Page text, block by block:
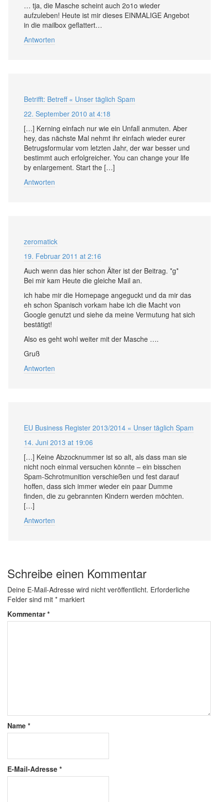
… tja, die Masche scheint auch 2o1o wieder
aufzuleben! Heute ist mir dieses EINMALIGE Angebot
in die mailbox geflattert…
Antworten
Betrifft: Betreff « Unser täglich Spam
22. September 2010 at 4:18
[…] Kerning einfach nur wie ein Unfall anmuten. Aber
hey, das nächste Mal nehmt ihr einfach wieder eurer
Betrugsformular vom letzten Jahr, der war besser und
bestimmt auch erfolgreicher. You can change your life
by enlargement. Start the […]
Antworten
zeromatick
19. Februar 2011 at 2:16
Auch wenn das hier schon Älter ist der Beitrag. *g*
Bei mir kam Heute die gleiche Mail an.
ich habe mir die Homepage angeguckt und da mir das
eh schon Spanisch vorkam habe ich die Macht von
Google genutzt und siehe da meine Vermutung hat sich
bestätigt!
Also es geht wohl weiter mit der Masche ….
Gruß
Antworten
EU Business Register 2013/2014 « Unser täglich Spam
14. Juni 2013 at 19:06
[…] Keine Abzocknummer ist so alt, als dass man sie
nicht noch einmal versuchen könnte – ein bisschen
Spam-Schrotmunition verschießen und fest darauf
hoffen, dass sich immer wieder ein paar Dumme
finden, die zu gebrannten Kindern werden möchten.
[…]
Antworten
Schreibe einen Kommentar
Deine E-Mail-Adresse wird nicht veröffentlicht. Erforderliche
Felder sind mit * markiert
Kommentar*
Name *
E-Mail-Adresse *